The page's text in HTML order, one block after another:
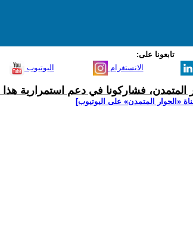
تابعونا على:
اليوتيوب الانستغرام
المتمدن، فشاركونا في دعم استمرارية هذا
‫«الحوار المتمدن» على اليوتيوب]